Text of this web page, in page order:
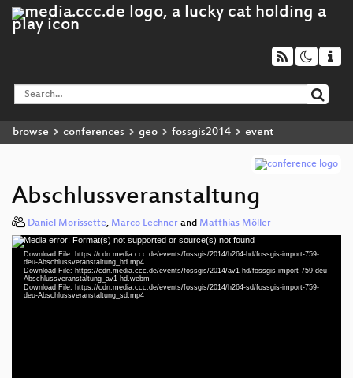
browse conferences geo fossgis2014 event
Abschlussveranstaltung
Daniel Morissette, Marco Lechner and Matthias Möller
Video
Player
Media error: Format(s) not supported or source(s) not found
Download File: https://cdn.media.ccc.de/events/fossgis/2014/h264-hd/fossgis-import-759-
deu-Abschlussveranstaltung_hd.mp4
Download File: https://cdn.media.ccc.de/events/fossgis/2014/av1-hd/fossgis-import-759-deu-
Abschlussveranstaltung_av1-hd.webm
Download File: https://cdn.media.ccc.de/events/fossgis/2014/h264-sd/fossgis-import-759-
deu-Abschlussveranstaltung_sd.mp4